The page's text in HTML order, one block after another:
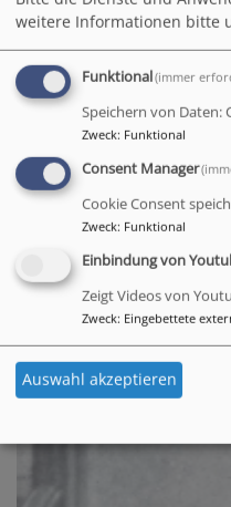
So, 25.10. 14:30 Uhr
Öffentliche Führung
Anni Weber
weitere Informationen bitte
Funktional(immer
Speichern von Daten:
Zweck: Funktional
Consent Manager
Cookie Consent
Zweck: Funktional
Einbindung von
Zeigt Videos von
Zweck: Eingebettete
Auswahl akzeptieren